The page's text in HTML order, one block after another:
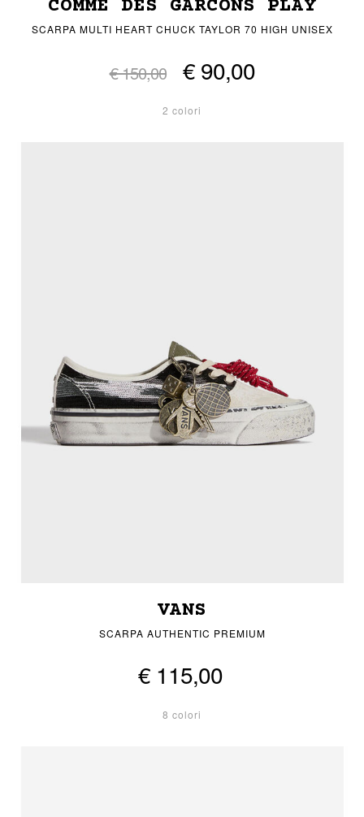
COMME DES GARCONS PLAY
SCARPA MULTI HEART CHUCK TAYLOR 70 HIGH UNISEX
€ 150,00 € 90,00
2 colori
VANS
SCARPA AUTHENTIC PREMIUM
€ 115,00
8 colori